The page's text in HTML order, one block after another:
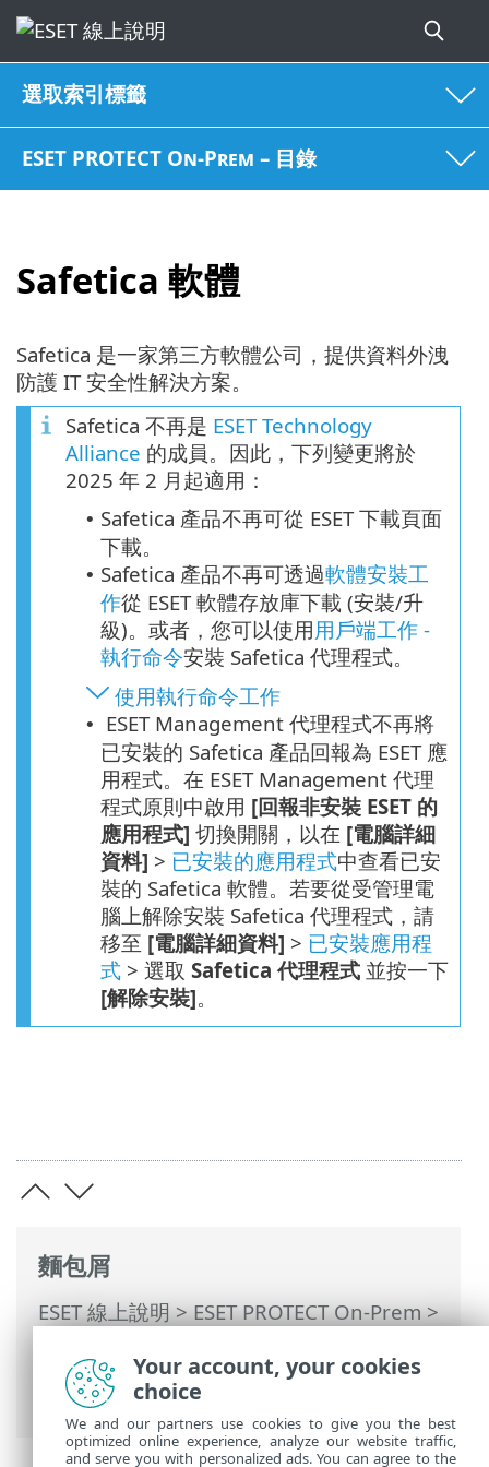
選取索引標籤
ESET PROTECT On-Prem – 目錄
Safetica 軟體
麵包屑
ESET 線上說明>ESET PROTECT On-Prem>
PROTECT On-Prem 主功能表>工作>用戶
端工作> 軟體安裝
Safetica 是一家第三方軟體公司，提供資料外洩
防護 IT 安全性解決方案。
Safetica 不再是 ESET Technology
Alliance 的成員。因此，下列變更將於
2025 年 2 月起適用：
• Safetica 產品不再可從 ESET 下載頁面
下載。
• Safetica 產品不再可透過軟體安裝工
作從 ESET 軟體存放庫下載 (安裝/升
級)。或者，您可以使用用戶端工作 -
執行命令安裝 Safetica 代理程式。
使用執行命令工作
•
ESET Management 代理程式不再將
已安裝的 Safetica 產品回報為 ESET 應
用程式。在 ESET Management 代理
程式原則中啟用 [回報非安裝 ESET 的
應用程式] 切換開關，以在 [電腦詳細
資料] > 已安裝的應用程式中查看已安
裝的 Safetica 軟體。若要從受管理電
腦上解除安裝 Safetica 代理程式，請
移至 [電腦詳細資料] > 已安裝應用程
式 > 選取 Safetica 代理程式 並按一下
[解除安裝]。
Your account, your cookies
choice
We and our partners use cookies to give you the best
optimized online experience, analyze our website traffic,
and serve you with personalized ads. You can agree to the